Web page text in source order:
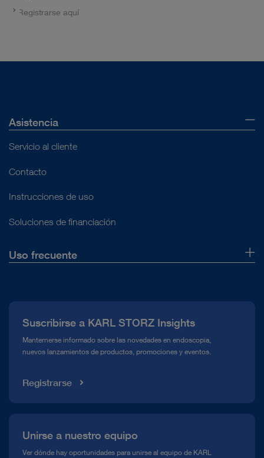
Registrarse aquí
Asistencia
Servicio al cliente
Contacto
Instrucciones de uso
Soluciones de financiación
Uso frecuente
Línea de atención para el Cumplimiento normativo (Hotline)
Mediateca
Suscribirse a KARL STORZ Insights
Manternerse informado sobre las novedades en endoscopia,
nuevos lanzamientos de productos, promociones y eventos.
Registrarse
Unirse a nuestro equipo
Ver dónde hay oportunidades para unirse al equipo de KARL